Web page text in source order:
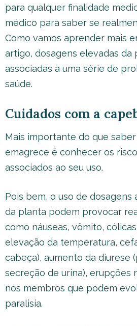
para qualquer finalidade
médico para saber se
Como vamos aprender mais
artigo, dosagens elevadas da
associadas a uma série de
saúde.
Cuidados com a
Mais importante do que
emagrece é conhecer os
associados ao seu uso.
Pois bem, o uso de dosagens
da planta podem provocar
como náuseas, vômito,
elevação da temperatura,
cabeça), aumento da diurese
secreção de urina), erupções
nos membros que podem
paralisia.